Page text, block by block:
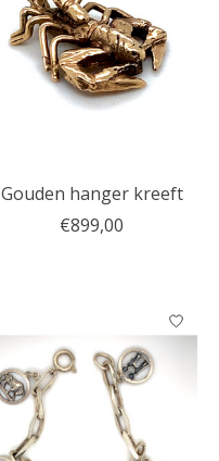
Gouden hanger kreeft
€899,00